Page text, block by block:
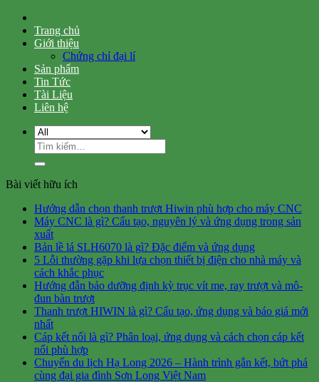
Trang chủ
Giới thiệu
Chứng chỉ đại lí
Sản phẩm
Tin Tức
Tài Liệu
Liên hệ
Tìm
kiếm:
Bài viết hữu ích
Hướng dẫn chọn thanh trượt Hiwin phù hợp cho máy CNC
Máy CNC là gì? Cấu tạo, nguyên lý và ứng dụng trong sản
xuất
Bản lề lá SLH6070 là gì? Đặc điểm và ứng dụng
5 Lỗi thường gặp khi lựa chọn thiết bị điện cho nhà máy và
cách khắc phục
Hướng đẫn bảo dưỡng định kỳ trục vít me, ray trượt và mô-
đun bàn trượt
Thanh trượt HIWIN là gì? Cấu tạo, ứng dụng và báo giá mới
nhất
Cáp kết nối là gì? Phân loại, ứng dụng và cách chọn cáp kết
nối phù hợp
Chuyến du lịch Hạ Long 2026 – Hành trình gắn kết, bứt phá
cùng đại gia đình Sơn Long Việt Nam